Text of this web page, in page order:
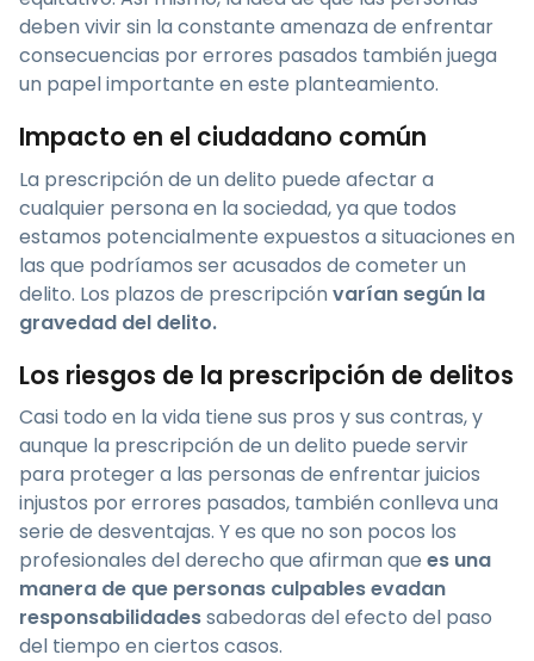
deben vivir sin la constante amenaza de enfrentar
consecuencias por errores pasados también juega
un papel importante en este planteamiento.
Impacto en el ciudadano común
La prescripción de un delito puede afectar a
cualquier persona en la sociedad, ya que todos
estamos potencialmente expuestos a situaciones en
las que podríamos ser acusados de cometer un
delito. Los plazos de prescripción varían según la
gravedad del delito.
Los riesgos de la prescripción de delitos
Casi todo en la vida tiene sus pros y sus contras, y
aunque la prescripción de un delito puede servir
para proteger a las personas de enfrentar juicios
injustos por errores pasados, también conlleva una
serie de desventajas. Y es que no son pocos los
profesionales del derecho que afirman que es una
manera de que personas culpables evadan
responsabilidadessabedoras del efecto del paso
del tiempo en ciertos casos.